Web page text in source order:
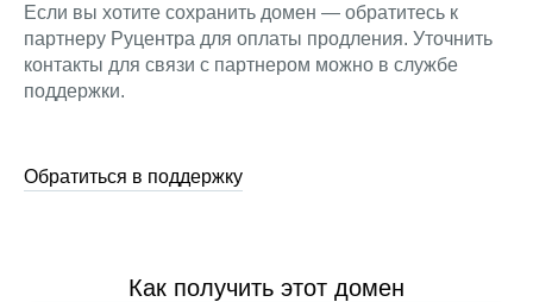
Если вы хотите сохранить домен — обратитесь к
партнеру Руцентра для оплаты продления. Уточнить
контакты для связи с партнером можно в службе
поддержки.
Обратиться в поддержку
Как получить этот домен